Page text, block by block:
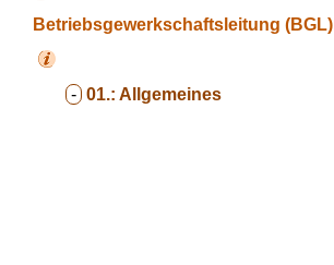
Betriebsgewerkschaftsleitung (BGL)
- 01.: Allgemeines